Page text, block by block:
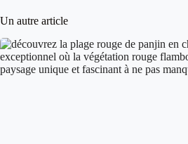
Un autre article